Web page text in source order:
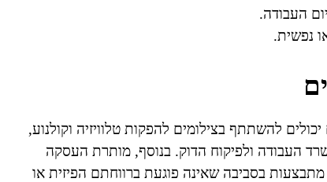
העבודה.
נפשית.
להשתתף בצילומים להפקות טלוויזיה וקולנוע,
העבודה ולפיקוח הדוק. בנוסף, מותרת העסקה
בסביבה שאינה פוגעת ברווחתם הפיזית או